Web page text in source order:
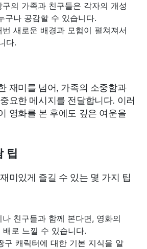
구의 가족과 친구들은 각자의 개성
구나 공감할 수 있습니다.
번 새로운 배경과 모험이 펼쳐져서
다.
재미를 넘어, 가족의 소중함과
요한 메시지를 전달합니다. 이러
영화를 본 후에도 깊은 여운을
팁
미있게 즐길 수 있는 몇 가지 팁
나 친구들과 함께 본다면, 영화의
로 느낄 수 있습니다.
구 캐릭터에 대한 기본 지식을 알